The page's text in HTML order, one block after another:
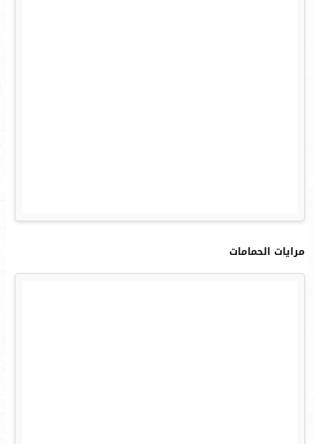
مرايات الحمامات